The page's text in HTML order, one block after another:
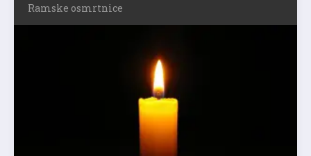
Ramske osmrtnice